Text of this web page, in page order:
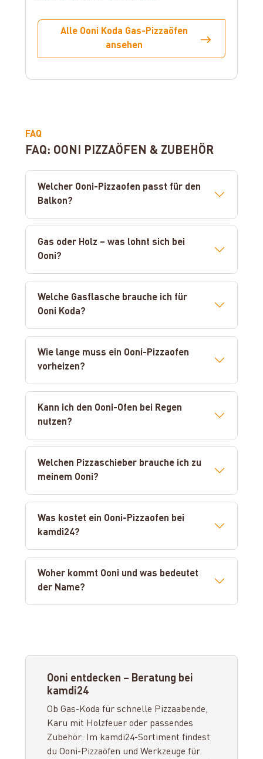
Alle Ooni Koda Gas-Pizzaöfen
ansehen
FAQ
FAQ: OONI PIZZAÖFEN & ZUBEHÖR
Welcher Ooni-Pizzaofen passt für den
Balkon?
Gas oder Holz – was lohnt sich bei
Ooni?
Welche Gasflasche brauche ich für
Ooni Koda?
Wie lange muss ein Ooni-Pizzaofen
vorheizen?
Kann ich den Ooni-Ofen bei Regen
nutzen?
Welchen Pizzaschieber brauche ich zu
meinem Ooni?
Was kostet ein Ooni-Pizzaofen bei
kamdi24?
Woher kommt Ooni und was bedeutet
der Name?
Ooni entdecken – Beratung bei
kamdi24
Ob Gas-Koda für schnelle Pizzaabende,
Karu mit Holzfeuer oder passendes
Zubehör: Im kamdi24-Sortiment findest
du Ooni-Pizzaöfen und Werkzeuge für